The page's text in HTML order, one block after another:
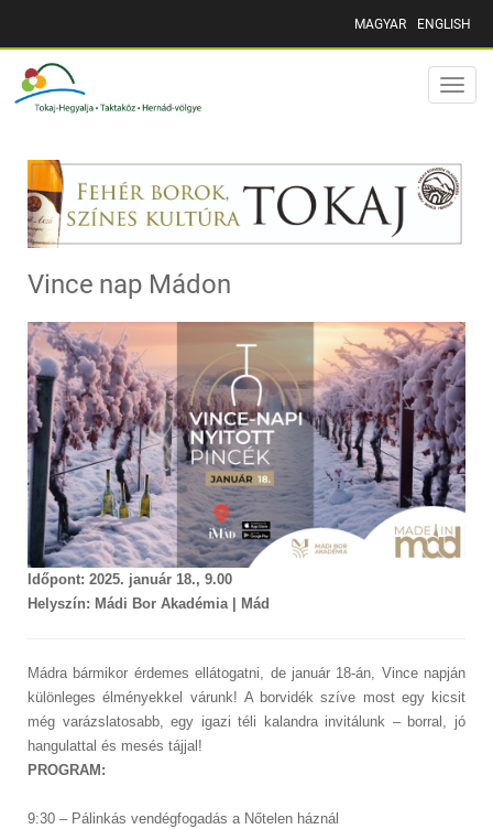
MAGYAR ENGLISH
Toggle
Vince nap Mádon
Időpont: 2025. január 18., 9.00
Helyszín: Mádi Bor Akadémia | Mád
Mádra bármikor érdemes ellátogatni, de január 18-án, Vince napján
különleges élményekkel várunk! A borvidék szíve most egy kicsit
még varázslatosabb, egy igazi téli kalandra invitálunk – borral, jó
hangulattal és mesés tájjal!
PROGRAM:
9:30 – Pálinkás vendégfogadás a Nőtelen háznál